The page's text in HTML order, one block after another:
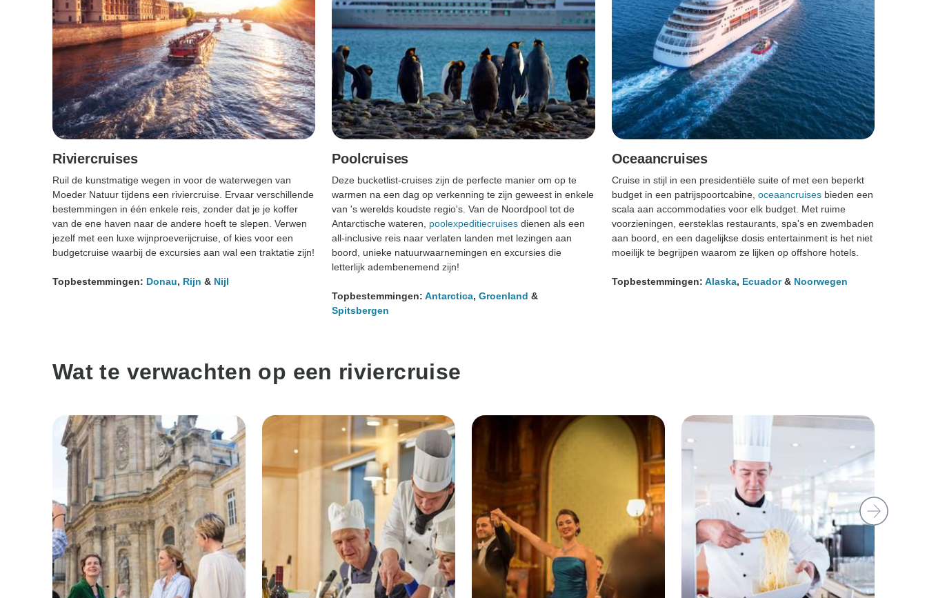
Riviercruises
Ruil de kunstmatige wegen in voor de waterwegen van
Moeder Natuur tijdens een riviercruise. Ervaar verschillende
bestemmingen in één enkele reis, zonder dat je je koffer
van de ene haven naar de andere hoeft te slepen. Verwen
jezelf met een luxe wijnproeverijcruise, of kies voor een
budgetcruise waarbij de excursies aan wal een traktatie zijn!
Topbestemmingen: Donau, Rijn & Nijl
Poolcruises
Deze bucketlist-cruises zijn de perfecte manier om op te
warmen na een dag op verkenning te zijn geweest in enkele
van 's werelds koudste regio's. Van de Noordpool tot de
Antarctische wateren, poolexpeditiecruises dienen als een
all-inclusive reis naar verlaten landen met lezingen aan
boord, unieke natuurwaarnemingen en excursies die
letterlijk adembenemend zijn!
Topbestemmingen:Antarctica,Groenland &
Spitsbergen
Oceaancruises
Cruise in stijl in een presidentiële suite of met een beperkt
budget in een patrijspoortcabine, oceaancruisesbieden een
scala aan accommodaties voor elk budget. Met ruime
voorzieningen, eersteklas restaurants, spa's en zwembaden
aan boord, en een dagelijkse dosis entertainment is het niet
moeilijk te begrijpen waarom ze lijken op offshore hotels.
Topbestemmingen: Alaska, Ecuador& Noorwegen
Wat te verwachten op een riviercruise